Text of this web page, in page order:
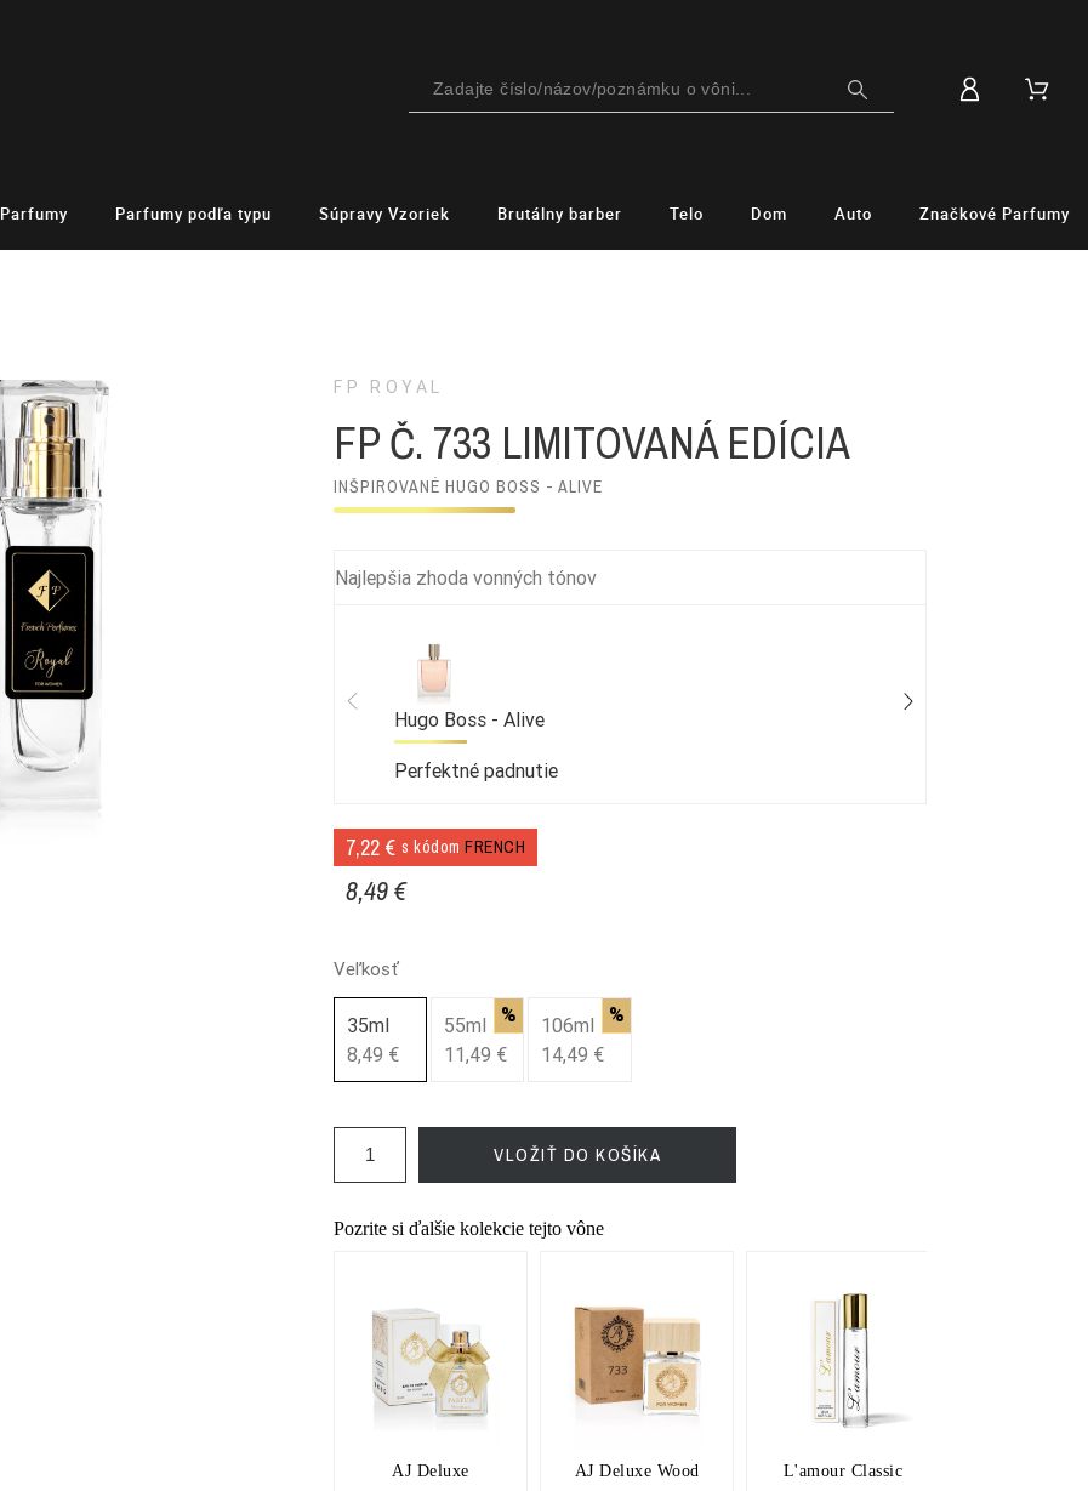
Parfumy Parfumy podľa typu Súpravy Vzoriek Brutálny barber Telo Dom Auto Značkové Parfumy
FP ROYAL
FP Č. 733 LIMITOVANÁ EDÍCIA
INŠPIROVANÉ HUGO BOSS - ALIVE
Najlepšia zhoda vonných tónov
Hugo Boss - Alive
Perfektné padnutie
7,22 € s kódom FRENCH
8,49 €
Veľkosť
35ml
8,49 €
55ml %
11,49 €
106ml %
14,49 €
VLOŽIŤ DO KOŠÍKA
Pozrite si ďalšie kolekcie tejto vône
AJ Deluxe
AJ Deluxe Wood
L'amour Classic